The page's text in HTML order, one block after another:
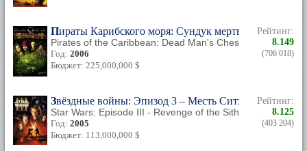
Пираты Карибского моря: Сундук мертвеца
Pirates of the Caribbean: Dead Man's Chest
Год: 2006
Бюджет: 225,000,000 $
Рейтинг:
8.149
(706 018)
Звёздные войны: Эпизод 3 – Месть Ситхов
Star Wars: Episode III - Revenge of the Sith
Год: 2005
Бюджет: 113,000,000 $
Рейтинг:
8.125
(403 204)